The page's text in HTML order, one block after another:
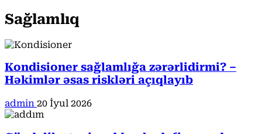
Sağlamlıq
Kondisioner sağlamlığa zərərlidirmi? –
Həkimlər əsas riskləri açıqlayıb
admin 20 İyul 2026